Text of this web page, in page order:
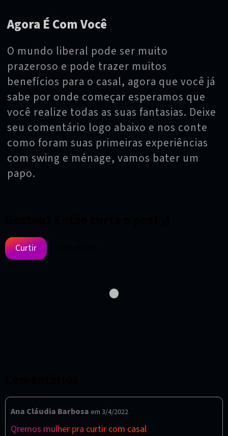
Agora É Com Você
O mundo liberal pode ser muito
prazeroso e pode trazer muitos
benefícios para o casal, agora que você já
sabe por onde começar esperamos que
você realize todas as suas fantasias. Deixe
seu comentário logo abaixo e nos conte
como foram suas primeiras experiências
com swing e ménage, vamos bater um
papo.
Curtir
•
Ana Cláudia Barbosa em 3/4/2022
Qremos mulher pra curtir com casal